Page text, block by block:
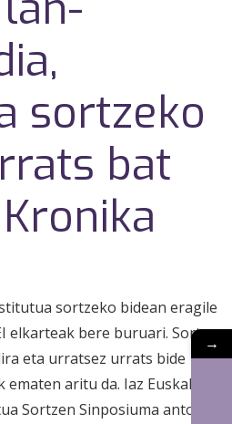
sortzeko
bat
sortzeko bidean eragile
elkarteak bere buruari. Sortu
eta urratsez urrats bide
aritu da. Iaz Euskal
Sortzen Sinposiuma antolatu
→